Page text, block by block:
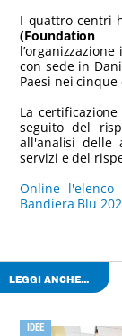
I quattro centri
con sede in
Paesi nei
La
seguito del
all'analisi delle
servizi e del
Online
Bandiera Blu
LEGGI ANCHE...
IDEE